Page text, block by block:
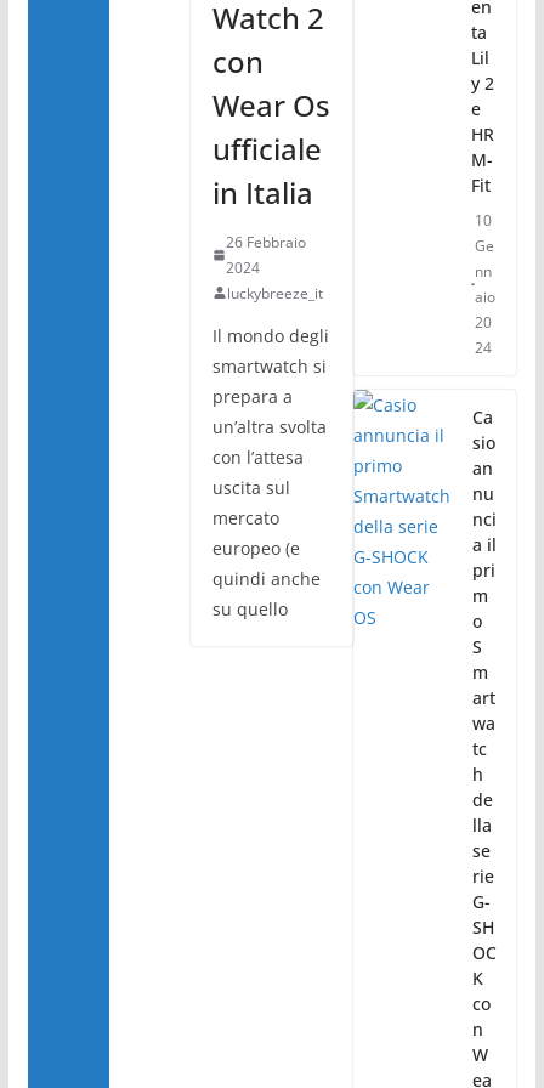
Watch 2
con
Wear Os
ufficiale
in Italia
26 Febbraio
2024
luckybreeze_it
Il mondo degli
smartwatch si
prepara a
un’altra svolta
con l’attesa
uscita sul
mercato
europeo (e
quindi anche
su quello
en
ta
Lil
y 2
e
HR
M-
Fit
10
Ge
nn
aio
20
24
Ca
sio
an
nu
nci
a il
pri
m
o
S
m
art
wa
tc
h
de
lla
se
rie
G-
SH
OC
K
co
n
W
ea